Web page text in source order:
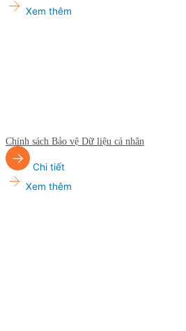
Xem thêm
Chính sách Bảo vệ Dữ liệu cá nhân
Chi tiết
Xem thêm